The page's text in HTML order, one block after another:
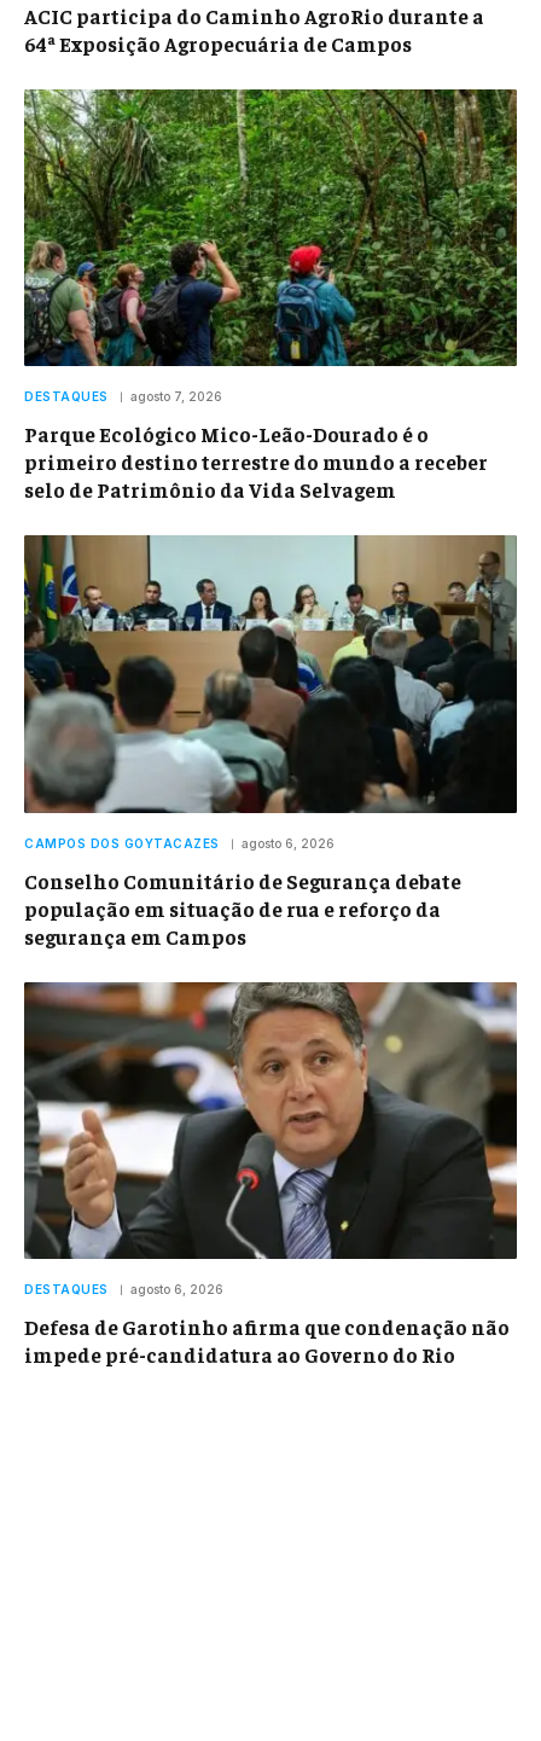
ACIC participa do Caminho AgroRio durante a
64ª Exposição Agropecuária de Campos
DESTAQUES agosto 7, 2026
Parque Ecológico Mico-Leão-Dourado é o
primeiro destino terrestre do mundo a receber
selo de Patrimônio da Vida Selvagem
CAMPOS DOS GOYTACAZES agosto 6, 2026
Conselho Comunitário de Segurança debate
população em situação de rua e reforço da
segurança em Campos
DESTAQUES agosto 6, 2026
Defesa de Garotinho afirma que condenação não
impede pré-candidatura ao Governo do Rio